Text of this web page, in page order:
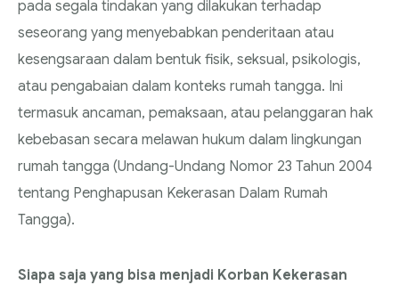
pada segala tindakan yang dilakukan terhadap
seseorang yang menyebabkan penderitaan atau
kesengsaraan dalam bentuk fisik, seksual, psikologis,
atau pengabaian dalam konteks rumah tangga. Ini
termasuk ancaman, pemaksaan, atau pelanggaran hak
kebebasan secara melawan hukum dalam lingkungan
rumah tangga (Undang-Undang Nomor 23 Tahun 2004
tentang Penghapusan Kekerasan Dalam Rumah
Tangga).
Siapa saja yang bisa menjadi Korban Kekerasan